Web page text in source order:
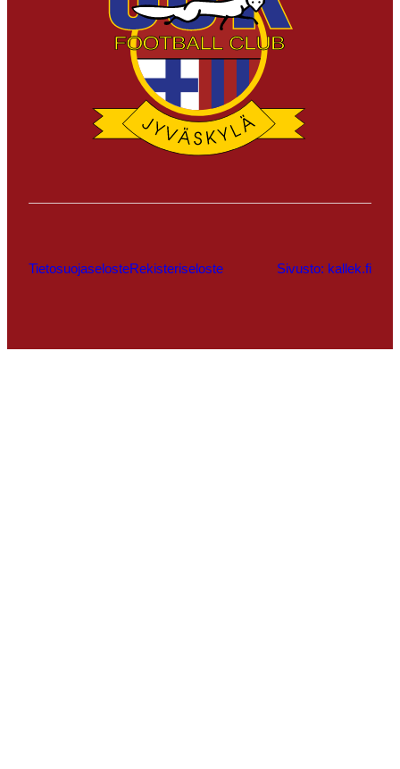
TietosuojaselosteRekisteriseloste Sivusto: kallek.fi